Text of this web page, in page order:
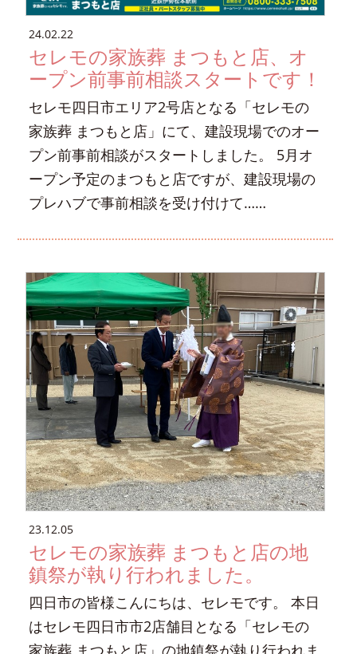
24.02.22
セレモの家族葬 まつもと店、オ
ープン前事前相談スタートです！
セレモ四日市エリア2号店となる「セレモの
家族葬 まつもと店」にて、建設現場でのオー
プン前事前相談がスタートしました。 5月オ
ープン予定のまつもと店ですが、建設現場の
プレハブで事前相談を受け付けて……
23.12.05
セレモの家族葬 まつもと店の地
鎮祭が執り行われました。
四日市の皆様こんにちは、セレモです。 本日
はセレモ四日市市2店舗目となる「セレモの
家族葬 まつもと店」の地鎮祭が執り行われま